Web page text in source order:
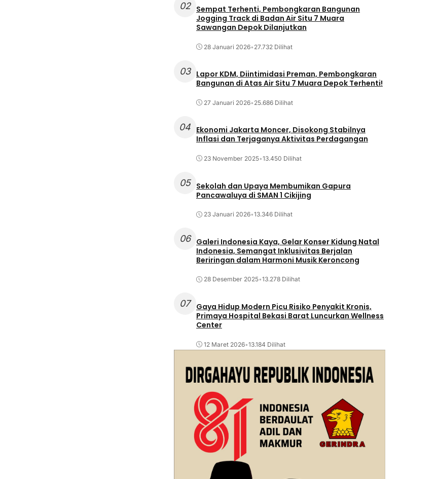
02
Sempat Terhenti, Pembongkaran Bangunan
Jogging Track di Badan Air Situ 7 Muara
Sawangan Depok Dilanjutkan
28 Januari 2026• 27.732 Dilihat
03
Lapor KDM, Diintimidasi Preman, Pembongkaran
Bangunan di Atas Air Situ 7 Muara Depok Terhenti!
27 Januari 2026• 25.686 Dilihat
04 Ekonomi Jakarta Moncer, Disokong Stabilnya
Inflasi dan Terjaganya Aktivitas Perdagangan
23 November 2025•13.450 Dilihat
05
Sekolah dan Upaya Membumikan Gapura
Pancawaluya di SMAN 1 Cikijing
23 Januari 2026•13.346 Dilihat
06
Galeri Indonesia Kaya, Gelar Konser Kidung Natal
Indonesia, Semangat Inklusivitas Berjalan
Beriringan dalam Harmoni Musik Keroncong
28 Desember 2025•13.278 Dilihat
07
Gaya Hidup Modern Picu Risiko Penyakit Kronis,
Primaya Hospital Bekasi Barat Luncurkan Wellness
Center
12 Maret 2026•13.184 Dilihat